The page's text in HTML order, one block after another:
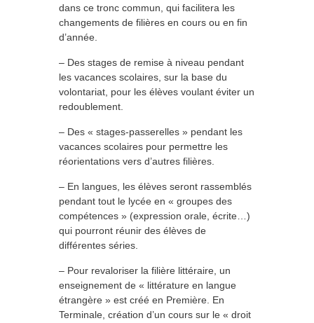
dans ce tronc commun, qui facilitera les
changements de filières en cours ou en fin
d’année.
– Des stages de remise à niveau pendant
les vacances scolaires, sur la base du
volontariat, pour les élèves voulant éviter un
redoublement.
– Des « stages-passerelles » pendant les
vacances scolaires pour permettre les
réorientations vers d’autres filières.
– En langues, les élèves seront rassemblés
pendant tout le lycée en « groupes des
compétences » (expression orale, écrite…)
qui pourront réunir des élèves de
différentes séries.
– Pour revaloriser la filière littéraire, un
enseignement de « littérature en langue
étrangère » est créé en Première. En
Terminale, création d’un cours sur le « droit